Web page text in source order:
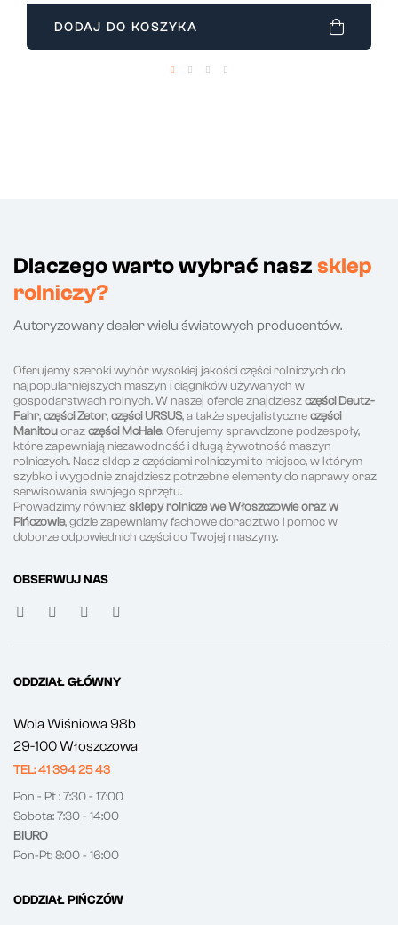
DODAJ DO KOSZYKA
Dlaczego warto wybrać nasz sklep
rolniczy?
Autoryzowany dealer wielu światowych producentów.
Oferujemy szeroki wybór wysokiej jakości części rolniczych do
najpopularniejszych maszyn i ciągników używanych w
gospodarstwach rolnych. W naszej ofercie znajdzieszczęści Deutz-
Fahr,części Zetor,części URSUS, a także specjalistyczneczęści
Manitouorazczęści McHale. Oferujemy sprawdzone podzespoły,
które zapewniają niezawodność i długą żywotność maszyn
rolniczych. Nasz sklep z częściami rolniczymi to miejsce, w którym
szybko i wygodnie znajdziesz potrzebne elementy do naprawy oraz
serwisowania swojego sprzętu.
Prowadzimy równieżsklepy rolnicze we Włoszczowie oraz w
Pińczowie, gdzie zapewniamy fachowe doradztwo i pomoc w
doborze odpowiednich części do Twojej maszyny.
OBSERWUJ NAS
ODDZIAŁ GŁÓWNY
Wola Wiśniowa 98b
29-100 Włoszczowa
TEL: 41 394 25 43
Pon - Pt : 7:30 - 17:00
Sobota: 7:30 - 14:00
BIURO
Pon-Pt: 8:00 - 16:00
ODDZIAŁ PIŃCZÓW